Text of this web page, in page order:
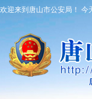
欢迎来到唐山市公安局！ 今